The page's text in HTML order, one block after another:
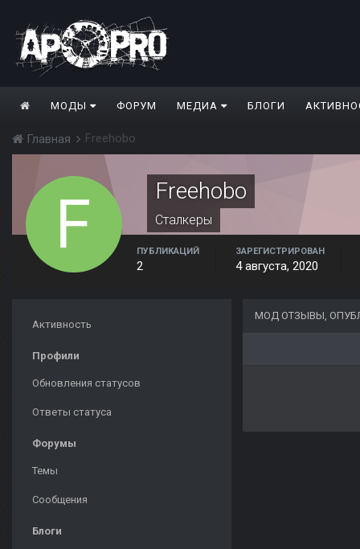
МОДЫ ФОРУМ МЕДИА БЛОГИ
Главная Freehobo
Freehobo
Сталкеры
ПУБЛИКАЦИЙ
2
ЗАРЕГИСТРИРОВАН
4 августа, 2020
Активность
Профили
Обновления статусов
Ответы статуса
Форумы
Темы
Сообщения
Блоги
МОД ОТЗЫВЫ,